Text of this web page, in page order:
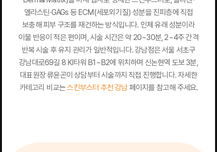
엘라스틴·GAGs 등 ECM(세포외기질) 성분을 진피층에 직접
보충해 피부 구조를 재건하는 방식입니다. 인체 유래 성분이라
이물 반응이 적은 편이며, 시술 시간은 약 20~30분, 2~4주 간격
반복 시술 후 유지 관리가 일반적입니다. 강남점은 서울 서초구
강남대로69길 8 KI타워 B1~B2에 위치하며 신논현역 도보 3분,
대표원장 류윤곤이 상담부터 시술까지 직접 진행합니다. 자세한
카테고리 비교는스킨부스터 추천 강남페이지를 참고해 주세요.